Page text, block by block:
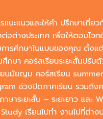
แนะแนวและให้คำ ปรึกษาเกี่ยว
อต่างประเทศ เพื่อให้ตอบโจท
การศึกษาในแบบของคุณ ตั้งแ
กษา คอร์สเรียนระยะสั้นปรับ
ยนมัยญม คอร์สเรียน summer
ช่วงปิดภาคเรียน รวมถึง
าษาระยะสั้น – ระยะยาว และ
เรียนไปทำ งานไปที่ต่าง